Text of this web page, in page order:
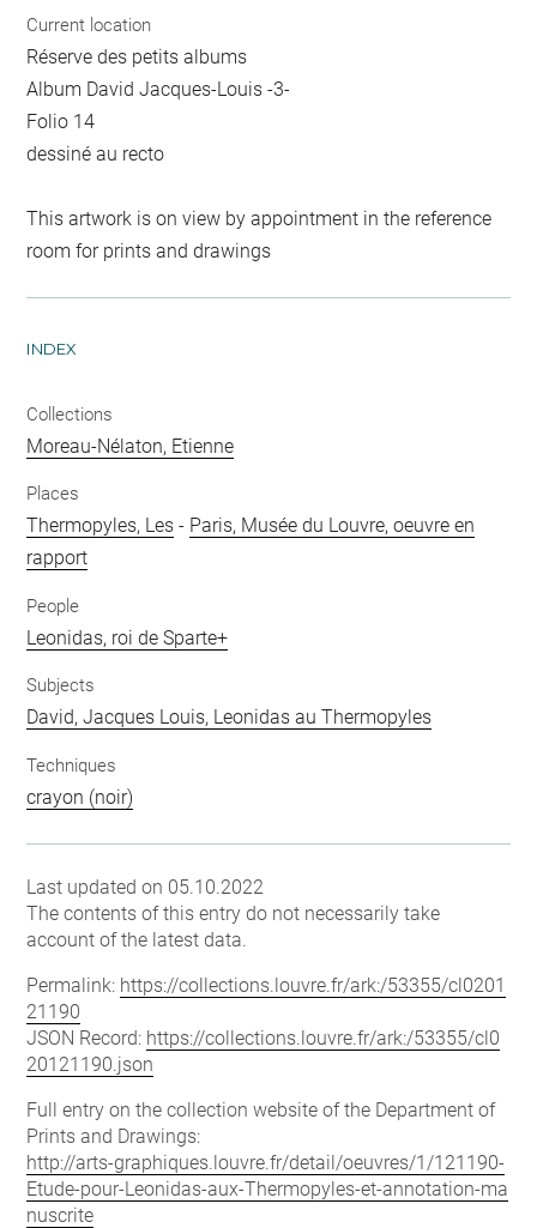
Current location
Réserve des petits albums
Album David Jacques-Louis -3-
Folio 14
dessiné au recto
This artwork is on view by appointment in the reference
room for prints and drawings
INDEX
Collections
Moreau-Nélaton, Etienne
Places
Thermopyles, Les - Paris, Musée du Louvre, oeuvre en
rapport
People
Leonidas, roi de Sparte+
Subjects
David, Jacques Louis, Leonidas au Thermopyles
Techniques
crayon (noir)
Last updated on 05.10.2022
The contents of this entry do not necessarily take
account of the latest data.
Permalink: https://collections.louvre.fr/ark:/53355/cl0201
21190
JSON Record: https://collections.louvre.fr/ark:/53355/cl0
20121190.json
Full entry on the collection website of the Department of
Prints and Drawings:
http://arts-graphiques.louvre.fr/detail/oeuvres/1/121190-
Etude-pour-Leonidas-aux-Thermopyles-et-annotation-ma
nuscrite